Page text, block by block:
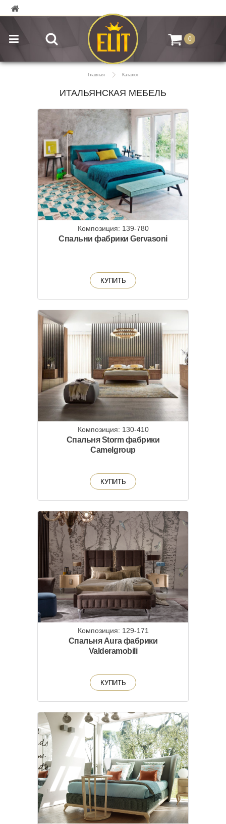
0
Главная Каталог
ИТАЛЬЯНСКАЯ МЕБЕЛЬ
Композиция: 139-780
Спальни фабрики Gervasoni
КУПИТЬ
Композиция: 130-410
Спальня Storm фабрики
Camelgroup
КУПИТЬ
Композиция: 129-171
Спальня Aura фабрики
Valderamobili
КУПИТЬ